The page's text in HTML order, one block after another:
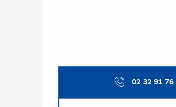
02 32 91 76